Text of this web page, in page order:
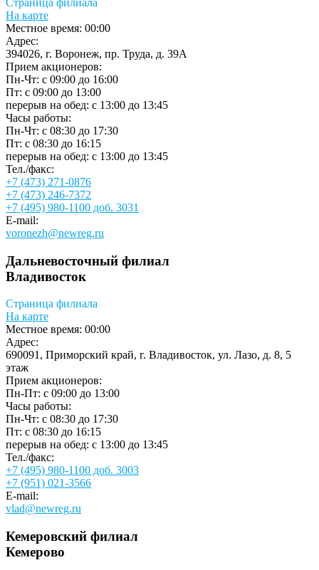
Страница филиала
На карте
Местное время: 00:00
Адрес:
394026, г. Воронеж, пр. Труда, д. 39А
Прием акционеров:
Пн-Чт: с 09:00 до 16:00
Пт: с 09:00 до 13:00
перерыв на обед: с 13:00 до 13:45
Часы работы:
Пн-Чт: с 08:30 до 17:30
Пт: с 08:30 до 16:15
перерыв на обед: с 13:00 до 13:45
Тел./факс:
+7 (473) 271-0876
+7 (473) 246-7372
+7 (495) 980-1100 доб. 3031
E-mail:
voronezh@newreg.ru
Дальневосточный филиал
Владивосток
Страница филиала
На карте
Местное время: 00:00
Адрес:
690091, Приморский край, г. Владивосток, ул. Лазо, д. 8, 5
этаж
Прием акционеров:
Пн-Пт: с 09:00 до 13:00
Часы работы:
Пн-Чт: с 08:30 до 17:30
Пт: с 08:30 до 16:15
перерыв на обед: с 13:00 до 13:45
Тел./факс:
+7 (495) 980-1100 доб. 3003
+7 (951) 021-3566
E-mail:
vlad@newreg.ru
Кемеровский филиал
Кемерово